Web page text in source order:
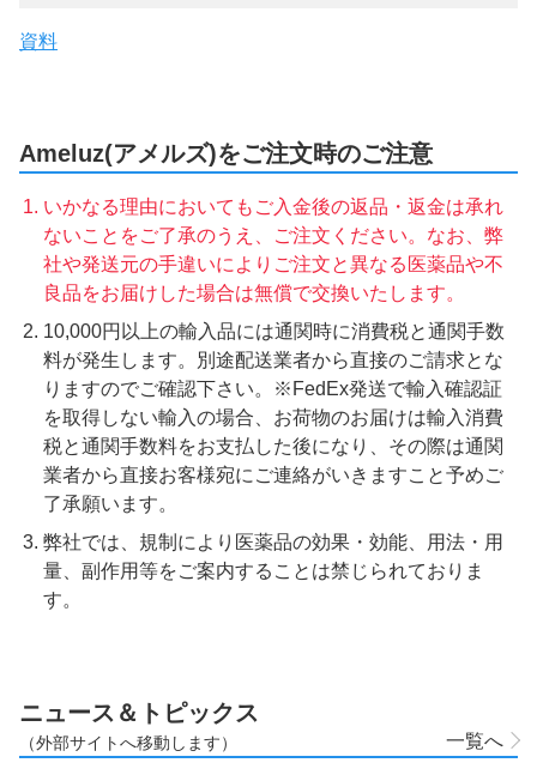
資料
Ameluz(アメルズ)をご注文時のご注意
いかなる理由においてもご入金後の返品・返金は承れ
ないことをご了承のうえ、ご注文ください。なお、弊
社や発送元の手違いによりご注文と異なる医薬品や不
良品をお届けした場合は無償で交換いたします。
10,000円以上の輸入品には通関時に消費税と通関手数
料が発生します。別途配送業者から直接のご請求とな
りますのでご確認下さい。※FedEx発送で輸入確認証
を取得しない輸入の場合、お荷物のお届けは輸入消費
税と通関手数料をお支払した後になり、その際は通関
業者から直接お客様宛にご連絡がいきますこと予めご
了承願います。
弊社では、規制により医薬品の効果・効能、用法・用
量、副作用等をご案内することは禁じられておりま
す。
ニュース＆トピックス
（外部サイトへ移動します） 一覧へ